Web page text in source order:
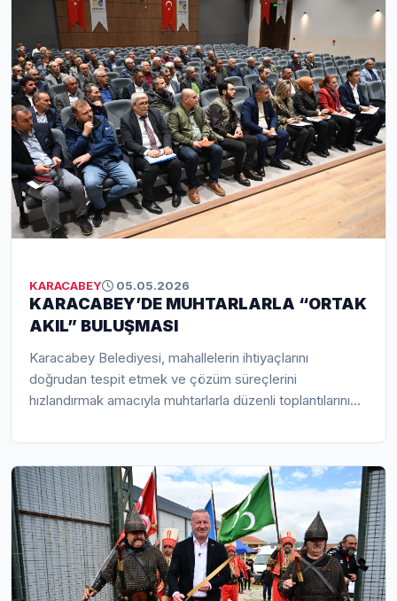
KARACABEY 05.05.2026
KARACABEY’DE MUHTARLARLA “ORTAK
AKIL” BULUŞMASI
Karacabey Belediyesi, mahallelerin ihtiyaçlarını
doğrudan tespit etmek ve çözüm süreçlerini
hızlandırmak amacıyla muhtarlarla düzenli toplantılarını
öncülüğünde gerçekleştirilen son buluşmada; altyapıdan
ulaşıma, çevre düzenlemelerinden sosyal hizmetlere
kadar birçok başlık ele alındı. Yoğun katılımla
gerçekleşen toplantıda muhtarların talepleri tek tek kayıt
altına alınırken, belediye birimleri çözüm planlarını
paylaştı. “Her mahallemiz bizim için önemli” diyen
Başkan Karabatı, güçlü iletişim ve ortak akıl anlayışıyla
Karacabey’in her noktasına eşit ve etkin hizmet